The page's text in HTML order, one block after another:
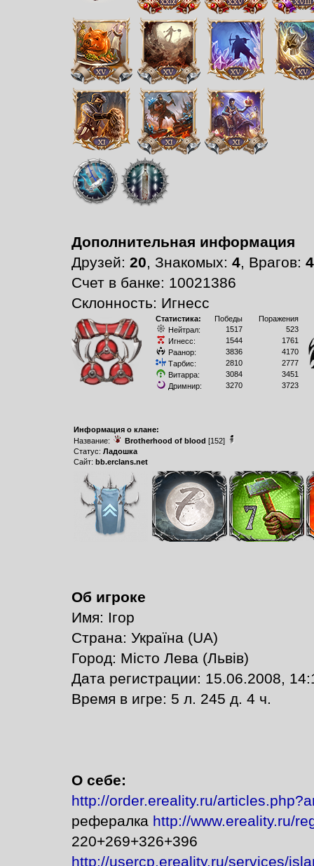
Дополнительная информация
Друзей: 20, Знакомых: 4, Врагов: 4
Счет в банке: 10021386
Склонность: Игнесс
Статистика: Победы
Поражения
Нейтрал:
1517
523
Игнесс:
1544
1761
Раанор:
3836
4170
Тарбис:
2810
2777
Витарра:
3084
3451
Дримнир:
3270 3723
Информация о клане:
Название:
Brotherhood of blood [152]
Статус: Ладошка
Сайт: bb.erclans.net
Об игроке
Имя: Ігор
Страна: Україна (UA)
Город: Місто Лева (Львів)
Дата регистрации: 15.06.2008,
Время в игре: 5 л. 245 д. 4 ч.
О себе:
http://order.ereality.ru/
рефералка http://www.ereality.ru/
220+269+326+396
http://usercp.ereality.ru/services/